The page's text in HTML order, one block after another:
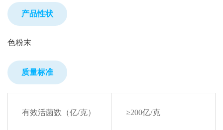
产品性状
色粉末
质量标准
有效活菌数（亿/克） ≥200亿/克